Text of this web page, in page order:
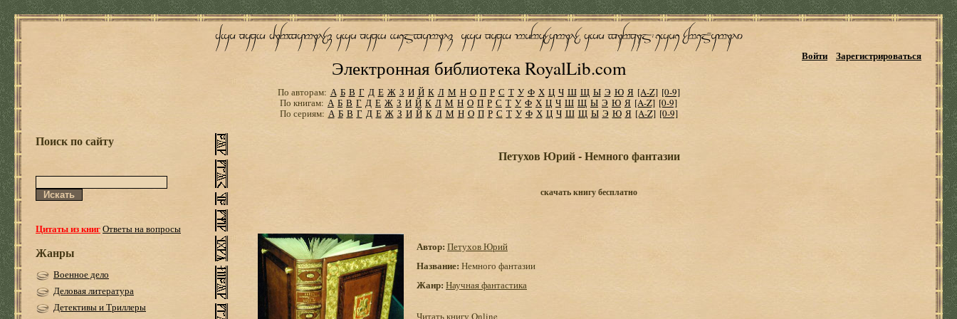
Электронная библиотека RoyalLib.com
Войти Зарегистрироваться
По авторам: А Б В Г Д Е Ж З И Й К Л М Н О П Р С Т У Ф Х Ц Ч Ш Щ Ы Э Ю Я [A-Z] [0-9]
По книгам: А Б В Г Д Е Ж З И Й К Л М Н О П Р С Т У Ф Х Ц Ч Ш Щ Ы Э Ю Я [A-Z] [0-9]
По сериям: А Б В Г Д Е Ж З И Й К Л М Н О П Р С Т У Ф Х Ц Ч Ш Щ Ы Э Ю Я [A-Z] [0-9]
Поиск по сайту
Цитаты из книгОтветы на вопросы
Жанры
Военное дело
Деловая литература
Детективы и Триллеры
Петухов Юрий - Немного фантазии
скачать книгу бесплатно
Автор: Петухов Юрий
Название: Немного фантазии
Жанр: Научная фантастика
Читать книгу Online